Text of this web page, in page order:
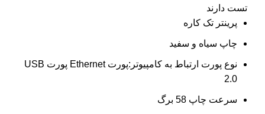
تست دارند
پرینتر تک کاره
چاپ سیاه و سفید
نوع پورت ارتباط به کامپیوتر:پورت Ethernet پورت USB
2.0
سرعت چاپ 58 برگ